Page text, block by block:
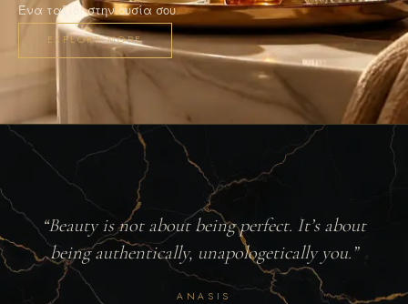
Ένα ταξίδι στην ουσία σου.
EXPLORE MORE
“Beauty is not about being perfect. It’s about
being authentically, unapologetically you.”
ANASIS